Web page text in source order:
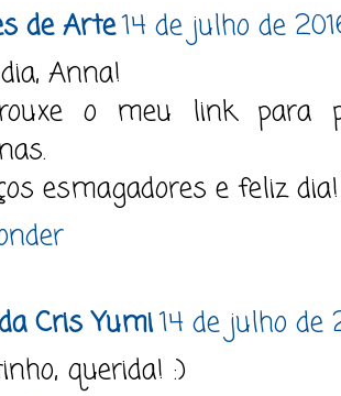
de Arte14 de julho de
Anna!
o meu link para
esmagadores e feliz dia!
Cris Yumi14 de julho de
querida! :)